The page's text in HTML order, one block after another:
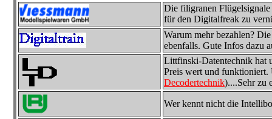
Die filigranen
für den Digitalfreak zu
Warum mehr bezahlen?
ebenfalls. Gute Infos dazu
Littfinski-Datentechnik hat
Preis wert und
Decodertechnik)....Sehr zu
Wer kennt nicht die